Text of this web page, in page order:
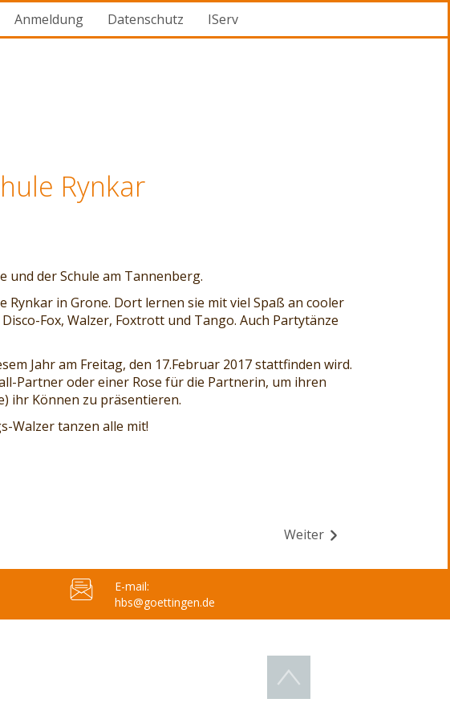
Anmeldung Datenschutz IServ
Rynkar
und der Schule am Tannenberg.
in Grone. Dort lernen sie mit viel Spaß an cooler
Fox, Walzer, Foxtrott und Tango. Auch Partytänze
Jahr am Freitag, den 17.Februar 2017 stattfinden wird.
Partner oder einer Rose für die Partnerin, um ihren
ihr Können zu präsentieren.
Walzer tanzen alle mit!
Weiter
E-mail:
hbs@goettingen.de